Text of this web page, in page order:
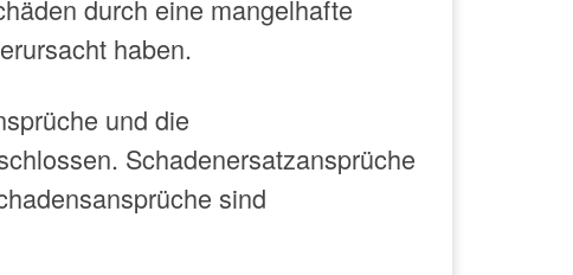
durch eine mangelhafte
haben.
und die
Schadenersatzansprüche
sind